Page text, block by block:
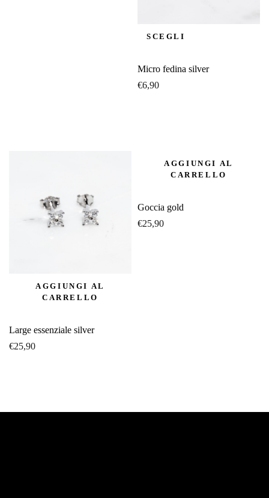
SCEGLI
Micro fedina silver
€6,90
AGGIUNGI AL
CARRELLO
Large essenziale silver
€25,90
AGGIUNGI AL
CARRELLO
Goccia gold
€25,90